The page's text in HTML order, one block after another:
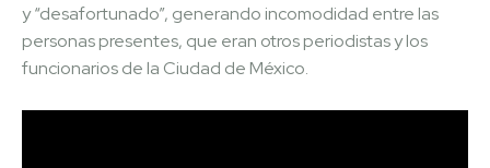
y “desafortunado”, generando incomodidad entre las
personas presentes, que eran otros periodistas y los
funcionarios de la Ciudad de México.